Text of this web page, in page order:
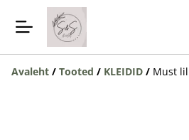
Avaleht / Tooted / KLEIDID / Must